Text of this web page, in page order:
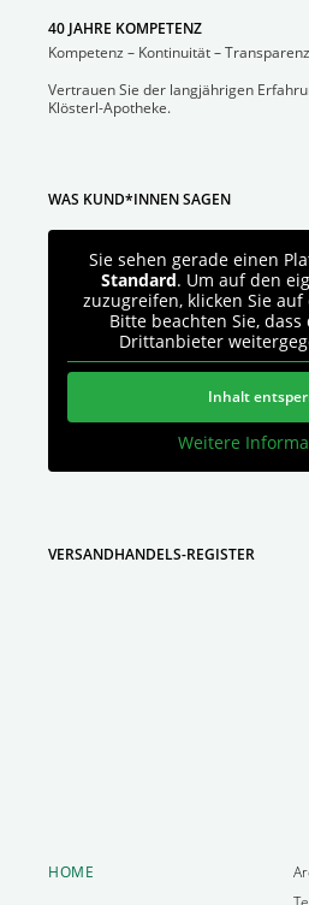
40 JAHRE KOMPETENZ
Kompetenz – Kontinuität – Transparenz
Vertrauen Sie der langjährigen
Klösterl-Apotheke.
WAS KUND*INNEN SAGEN
Sie sehen gerade einen
Standard. Um auf den
zuzugreifen, klicken Sie
Bitte beachten Sie,
Drittanbieter
Inhalt
Weitere
VERSANDHANDELS-REGISTER
HOME